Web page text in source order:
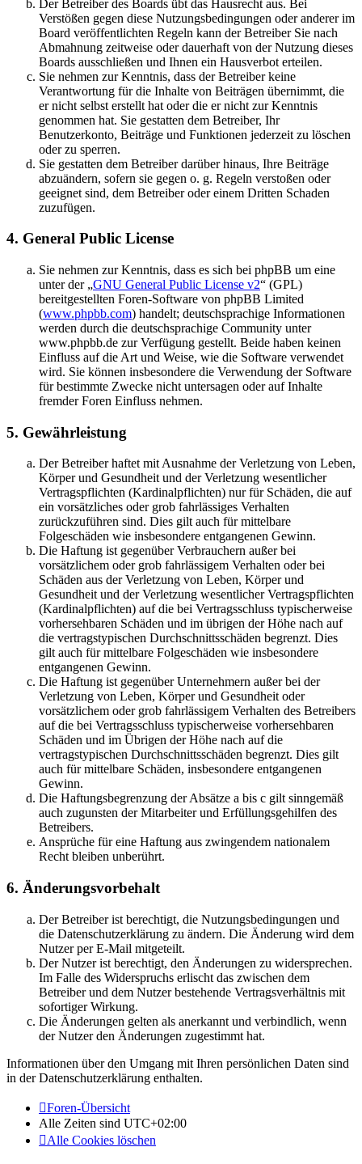
Der Betreiber des Boards übt das Hausrecht aus. Bei
Verstößen gegen diese Nutzungsbedingungen oder anderer im
Board veröffentlichten Regeln kann der Betreiber Sie nach
Abmahnung zeitweise oder dauerhaft von der Nutzung dieses
Boards ausschließen und Ihnen ein Hausverbot erteilen.
Sie nehmen zur Kenntnis, dass der Betreiber keine
Verantwortung für die Inhalte von Beiträgen übernimmt, die
er nicht selbst erstellt hat oder die er nicht zur Kenntnis
genommen hat. Sie gestatten dem Betreiber, Ihr
Benutzerkonto, Beiträge und Funktionen jederzeit zu löschen
oder zu sperren.
Sie gestatten dem Betreiber darüber hinaus, Ihre Beiträge
abzuändern, sofern sie gegen o. g. Regeln verstoßen oder
geeignet sind, dem Betreiber oder einem Dritten Schaden
zuzufügen.
4. General Public License
Sie nehmen zur Kenntnis, dass es sich bei phpBB um eine
unter der „GNU General Public License v2“ (GPL)
bereitgestellten Foren-Software von phpBB Limited
(www.phpbb.com) handelt; deutschsprachige Informationen
werden durch die deutschsprachige Community unter
www.phpbb.de zur Verfügung gestellt. Beide haben keinen
Einfluss auf die Art und Weise, wie die Software verwendet
wird. Sie können insbesondere die Verwendung der Software
für bestimmte Zwecke nicht untersagen oder auf Inhalte
fremder Foren Einfluss nehmen.
5. Gewährleistung
Der Betreiber haftet mit Ausnahme der Verletzung von Leben,
Körper und Gesundheit und der Verletzung wesentlicher
Vertragspflichten (Kardinalpflichten) nur für Schäden, die auf
ein vorsätzliches oder grob fahrlässiges Verhalten
zurückzuführen sind. Dies gilt auch für mittelbare
Folgeschäden wie insbesondere entgangenen Gewinn.
Die Haftung ist gegenüber Verbrauchern außer bei
vorsätzlichem oder grob fahrlässigem Verhalten oder bei
Schäden aus der Verletzung von Leben, Körper und
Gesundheit und der Verletzung wesentlicher Vertragspflichten
(Kardinalpflichten) auf die bei Vertragsschluss typischerweise
vorhersehbaren Schäden und im übrigen der Höhe nach auf
die vertragstypischen Durchschnittsschäden begrenzt. Dies
gilt auch für mittelbare Folgeschäden wie insbesondere
entgangenen Gewinn.
Die Haftung ist gegenüber Unternehmern außer bei der
Verletzung von Leben, Körper und Gesundheit oder
vorsätzlichem oder grob fahrlässigem Verhalten des Betreibers
auf die bei Vertragsschluss typischerweise vorhersehbaren
Schäden und im Übrigen der Höhe nach auf die
vertragstypischen Durchschnittsschäden begrenzt. Dies gilt
auch für mittelbare Schäden, insbesondere entgangenen
Gewinn.
Die Haftungsbegrenzung der Absätze a bis c gilt sinngemäß
auch zugunsten der Mitarbeiter und Erfüllungsgehilfen des
Betreibers.
Ansprüche für eine Haftung aus zwingendem nationalem
Recht bleiben unberührt.
6. Änderungsvorbehalt
Der Betreiber ist berechtigt, die Nutzungsbedingungen und
die Datenschutzerklärung zu ändern. Die Änderung wird dem
Nutzer per E-Mail mitgeteilt.
Der Nutzer ist berechtigt, den Änderungen zu widersprechen.
Im Falle des Widerspruchs erlischt das zwischen dem
Betreiber und dem Nutzer bestehende Vertragsverhältnis mit
sofortiger Wirkung.
Die Änderungen gelten als anerkannt und verbindlich, wenn
der Nutzer den Änderungen zugestimmt hat.
Informationen über den Umgang mit Ihren persönlichen Daten sind
in der Datenschutzerklärung enthalten.
Foren-Übersicht
Alle Zeiten sind UTC+02:00
Alle Cookies löschen